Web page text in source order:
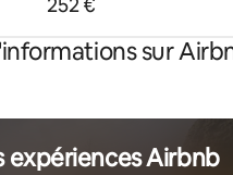
sur
expériences Airbnb